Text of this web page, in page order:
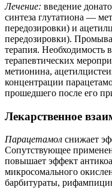
Лечение: введение
синтеза глутатиона —
передозировки) и
передозировки).
терапия. Необходимость
терапевтических
метионина,
концентрации
прошедшего после его
Лекарственное
Парацетамол снижает
Сопутствующее
повышает эффект
микросомального
барбитураты,